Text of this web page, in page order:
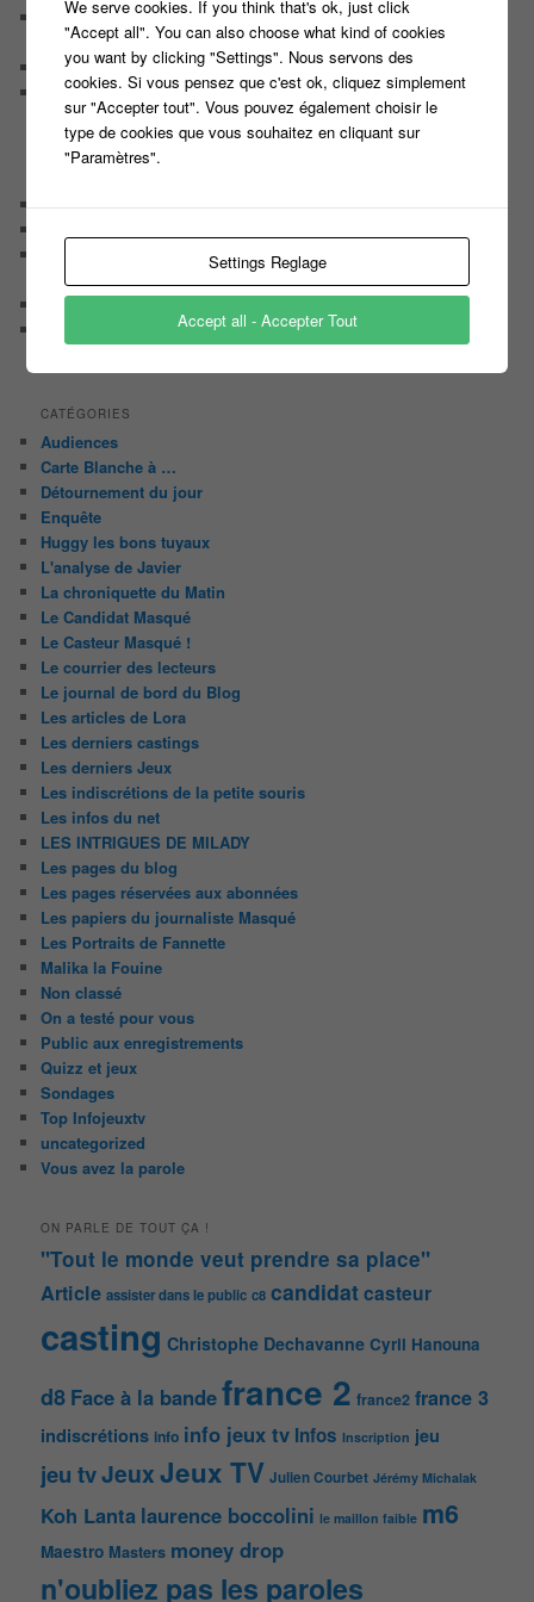
MimidansLa liste des 98 plus grands Maestros de l’histoire
de ‘N’oubliez pas les Paroles’
Hubacdans Déroulement du casting des 12 coups de Midi
Éternel PrévudansLes conseils d’Arsène pour gagner à
« N’oubliez pas les paroles » de Nagui sur France 2
Casting Ouvert Pour le nouveau jeu de Jarry ‘The Imposter’
Casting pour un nouveau jeu de Culture générale animé par
Bruno Guillon sur La 2
Casting pour une nouvelle émission Tv de Brocante
Participez en binôme à un nouveau JEU MUSICAL et tentez
CATÉGORIES
Audiences
Carte Blanche à …
Détournement du jour
Enquête
Huggy les bons tuyaux
L'analyse de Javier
La chroniquette du Matin
Le Candidat Masqué
Le Casteur Masqué !
Le courrier des lecteurs
Le journal de bord du Blog
Les articles de Lora
Les derniers castings
Les derniers Jeux
Les indiscrétions de la petite souris
Les infos du net
LES INTRIGUES DE MILADY
Les pages du blog
Les pages réservées aux abonnées
Les papiers du journaliste Masqué
Les Portraits de Fannette
Malika la Fouine
Non classé
On a testé pour vous
Public aux enregistrements
Quizz et jeux
Sondages
Top Infojeuxtv
uncategorized
Vous avez la parole
ON PARLE DE TOUT ÇA !
"Tout le monde veut prendre sa place"
Article assister dans le public c8 candidatcasteur
casting Christophe Dechavanne Cyril Hanouna
d8 Face à la bandefrance 2 france2 france 3
indiscrétions info info jeux tv Infos Inscription jeu
jeu tvJeuxJeux TV Julien Courbet Jérémy Michalak
Koh Lanta laurence boccolini le maillon faible m6
Maestro Masters money drop
n'oubliez pas les paroles
We serve cookies. If you think that's ok, just click
"Accept all". You can also choose what kind of cookies
you want by clicking "Settings". Nous servons des
cookies. Si vous pensez que c'est ok, cliquez simplement
sur "Accepter tout". Vous pouvez également choisir le
type de cookies que vous souhaitez en cliquant sur
"Paramètres".
Settings Reglage
Accept all - Accepter Tout